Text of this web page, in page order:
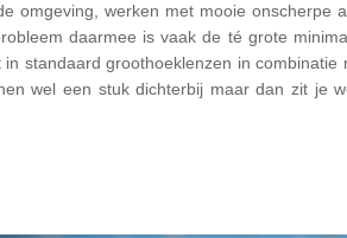
omgeving, werken met mooie onscherpe
daarmee is vaak de té grote
standaard groothoeklenzen in
wel een stuk dichterbij maar dan zit je